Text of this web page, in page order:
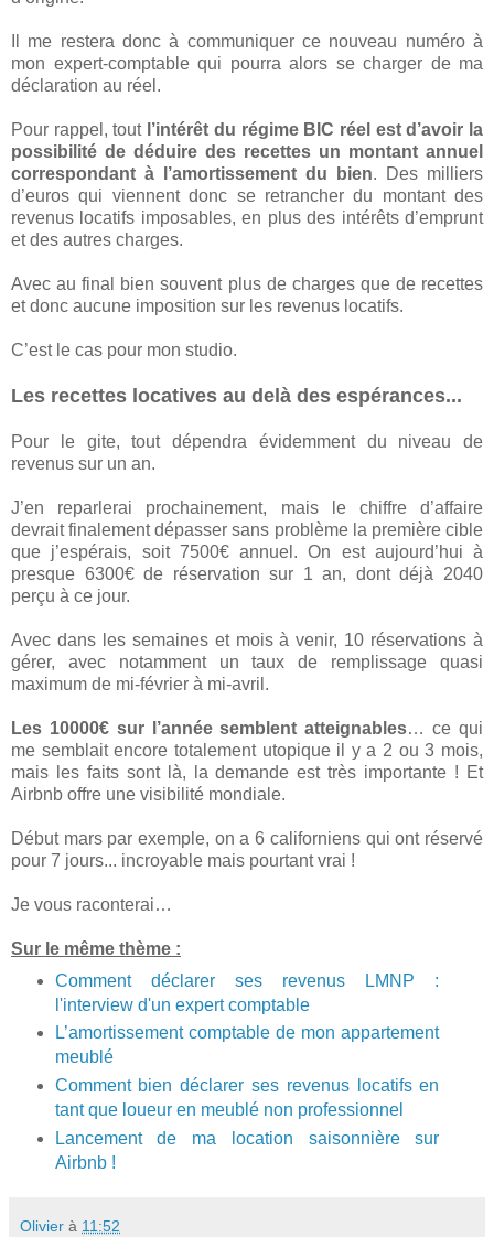
Il me restera donc à communiquer ce nouveau numéro à
mon expert-comptable qui pourra alors se charger de ma
déclaration au réel.
Pour rappel, tout l’intérêt du régime BIC réel est d’avoir la
possibilité de déduire des recettes un montant annuel
correspondant à l’amortissement du bien. Des milliers
d’euros qui viennent donc se retrancher du montant des
revenus locatifs imposables, en plus des intérêts d’emprunt
et des autres charges.
Avec au final bien souvent plus de charges que de recettes
et donc aucune imposition sur les revenus locatifs.
C’est le cas pour mon studio.
Les recettes locatives au delà des espérances...
Pour le gite, tout dépendra évidemment du niveau de
revenus sur un an.
J’en reparlerai prochainement, mais le chiffre d’affaire
devrait finalement dépasser sans problème la première cible
que j’espérais, soit 7500€ annuel. On est aujourd’hui à
presque 6300€ de réservation sur 1 an, dont déjà 2040
perçu à ce jour.
Avec dans les semaines et mois à venir, 10 réservations à
gérer, avec notamment un taux de remplissage quasi
maximum de mi-février à mi-avril.
Les 10000€ sur l’année semblent atteignables… ce qui
me semblait encore totalement utopique il y a 2 ou 3 mois,
mais les faits sont là, la demande est très importante ! Et
Airbnb offre une visibilité mondiale.
Début mars par exemple, on a 6 californiens qui ont réservé
pour 7 jours... incroyable mais pourtant vrai !
Je vous raconterai…
Sur le même thème :
Comment déclarer ses revenus LMNP :
l'interview d'un expert comptable
L’amortissement comptable de mon appartement
meublé
Comment bien déclarer ses revenus locatifs en
tant que loueur en meublé non professionnel
Lancement de ma location saisonnière sur
Airbnb !
Olivier à 11:52